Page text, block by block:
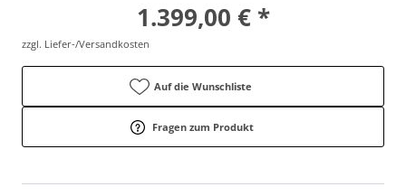
1.399,00 € *
zzgl. Liefer-/Versandkosten
Auf die Wunschliste
Fragen zum Produkt